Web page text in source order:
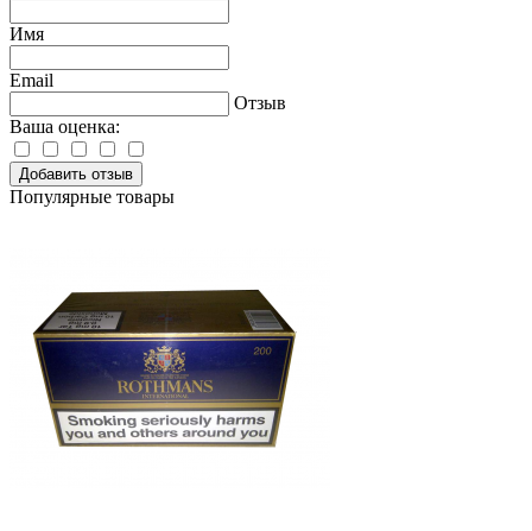
Имя
Email
Отзыв
Ваша оценка:
Добавить отзыв
Популярные товары